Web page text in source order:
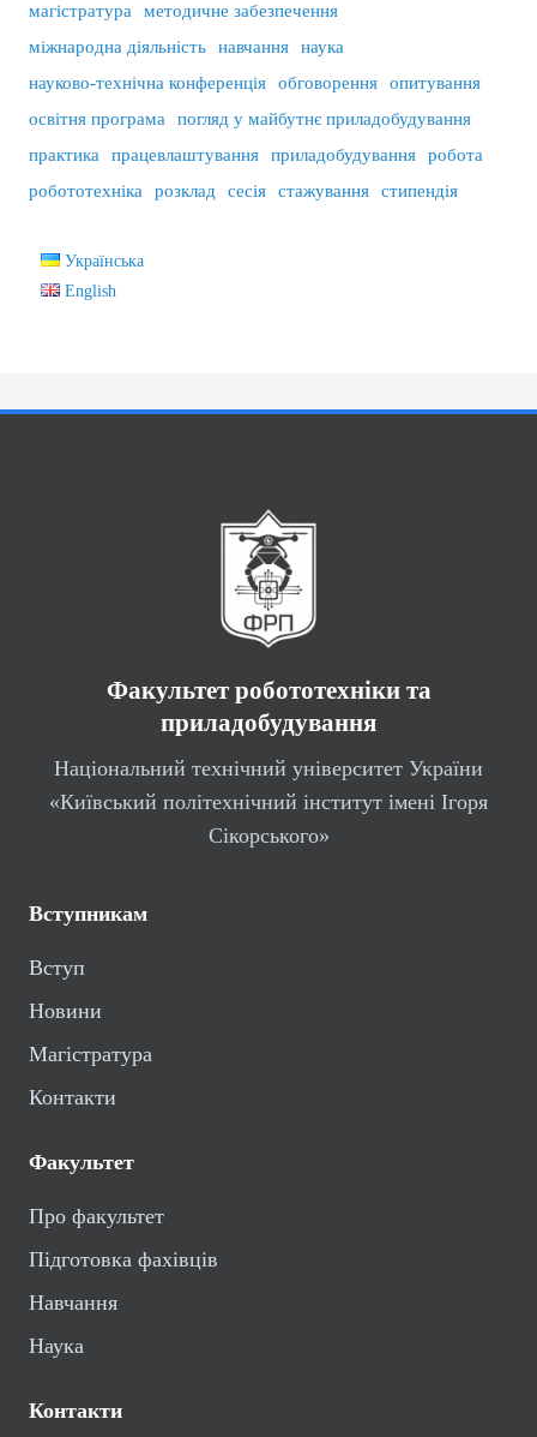
магістратура
методичне забезпечення
міжнародна діяльність
навчання
наука
науково-технічна конференція
обговорення
опитування
освітня програма
погляд у майбутнє приладобудування
практика
працевлаштування приладобудування
робота
робототехніка
розклад сесія стажування стипендія
Українська
English
Факультет робототехніки та
приладобудування
Національний технічний університет України
«Київський політехнічний інститут імені Ігоря
Сікорського»
Вступникам
Вступ
Новини
Магістратура
Контакти
Факультет
Про факультет
Підготовка фахівців
Навчання
Наука
Контакти